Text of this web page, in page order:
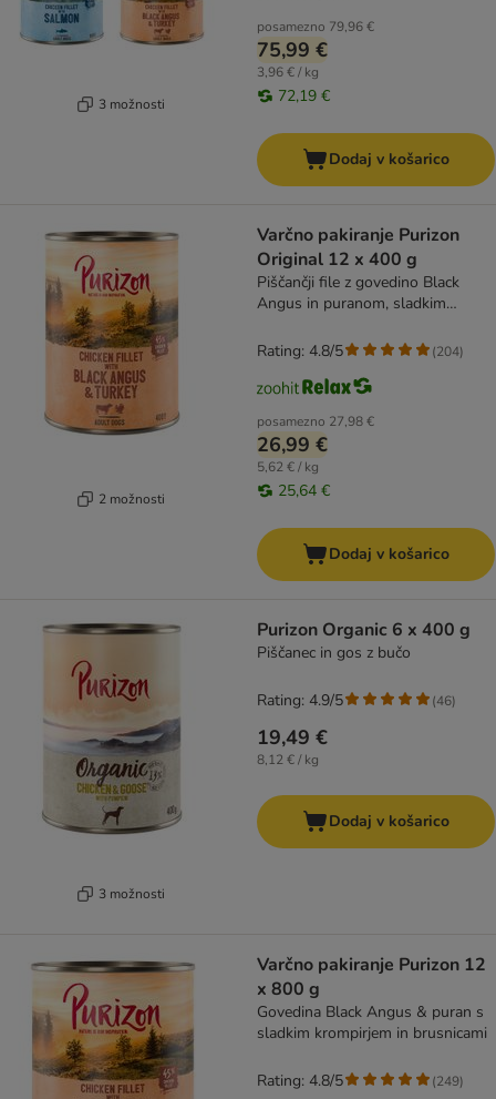
3 možnosti
posamezno 79,96 €
75,99 €
3,96 € / kg
72,19 €
Dodaj v košarico
2 možnosti
Varčno pakiranje Purizon
Original 12 x 400 g
Piščančji file z govedino Black
Angus in puranom, sladkim
posamezno 27,98 €
26,99 €
5,62 € / kg
25,64 €
Rating: 4.8/5 (204)
Dodaj v košarico
3 možnosti
Purizon Organic 6 x 400 g
Piščanec in gos z bučo
19,49 €
8,12 € / kg
Rating: 4.9/5 (46)
Dodaj v košarico
Varčno pakiranje Purizon 12
x 800 g
Govedina Black Angus & puran s
sladkim krompirjem in brusnicami
Rating: 4.8/5 (249)